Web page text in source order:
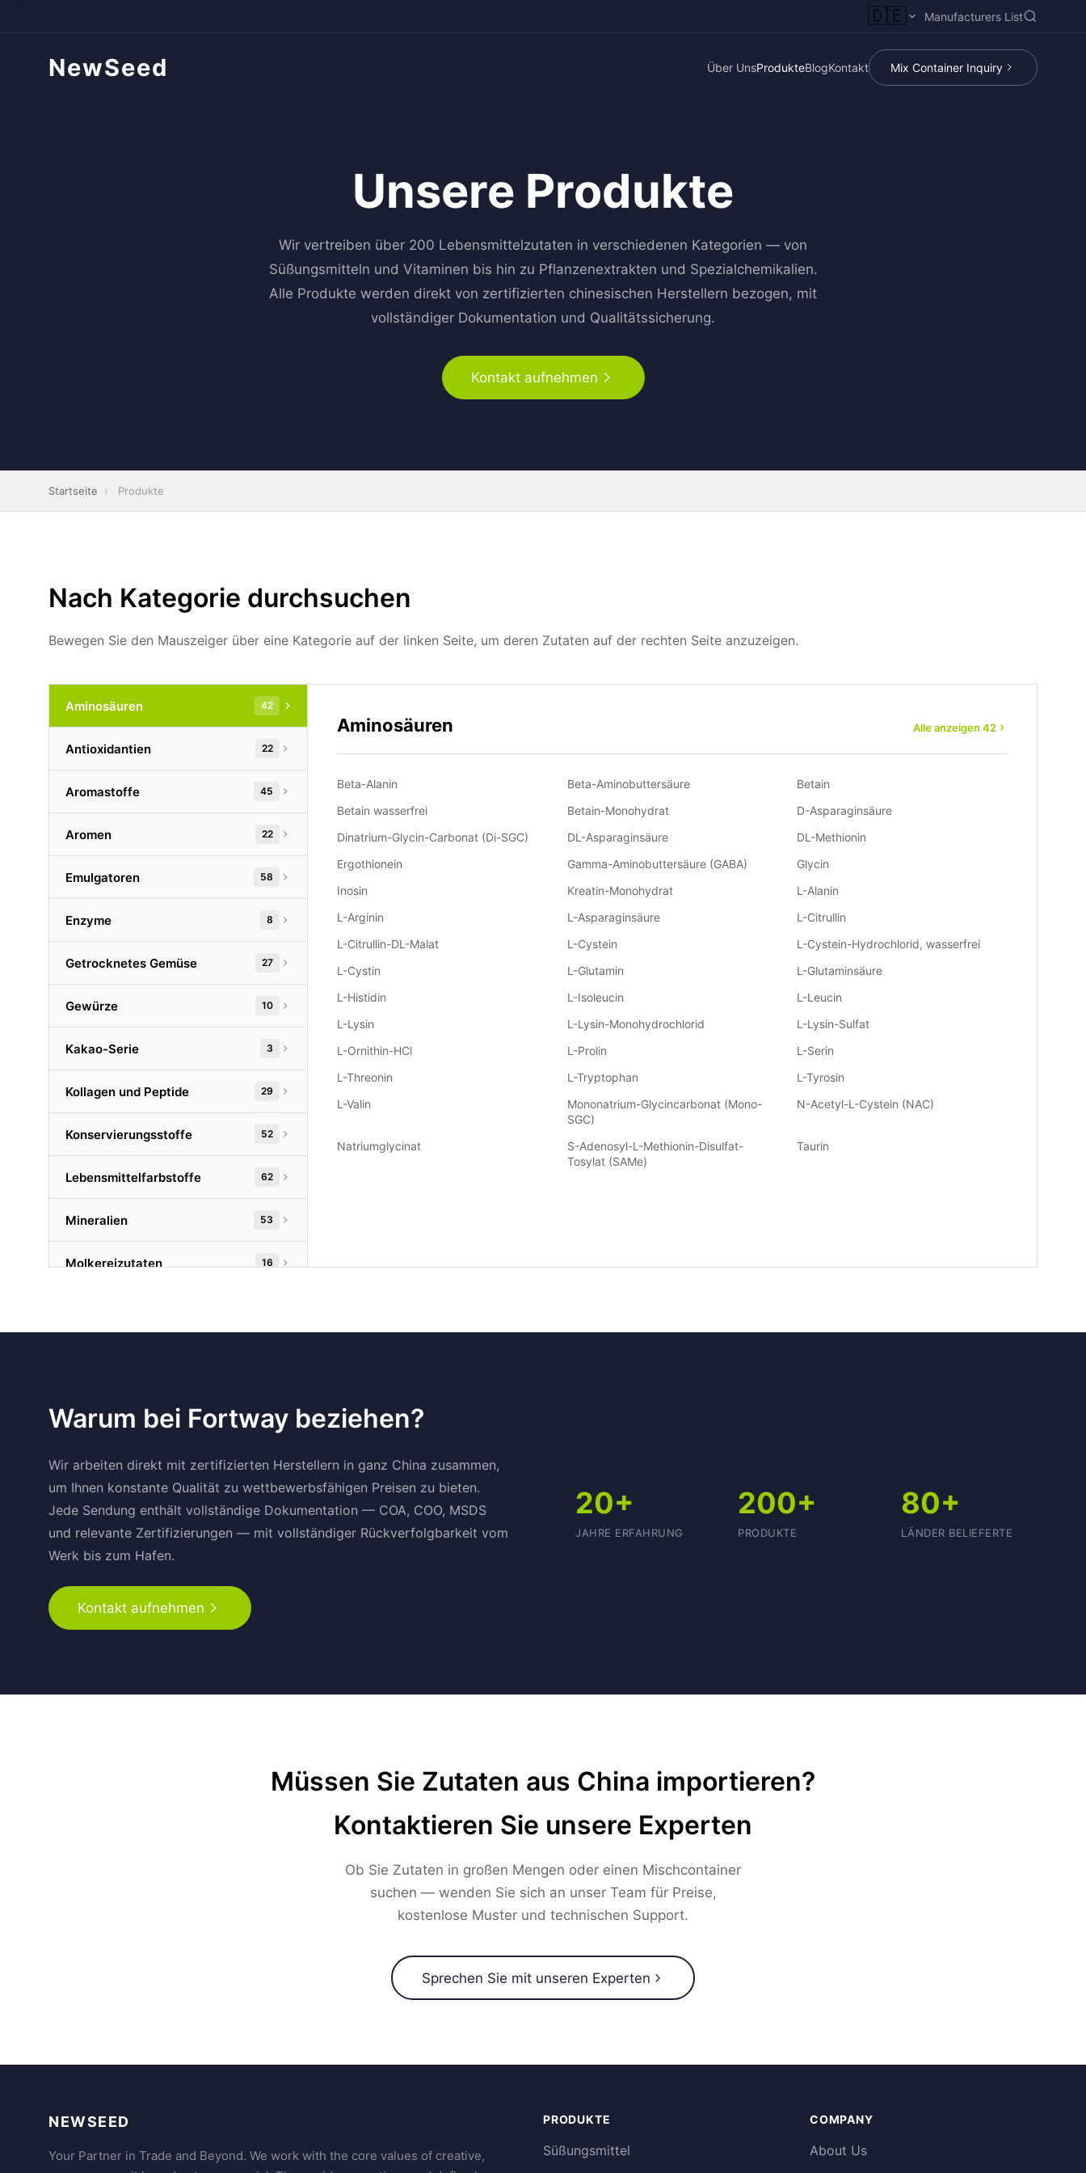
🇩🇪 Manufacturers List
NewSeed Über UnsProdukteBlogKontakt Mix Container Inquiry
Unsere Produkte
Wir vertreiben über 200 Lebensmittelzutaten in verschiedenen Kategorien — von
Süßungsmitteln und Vitaminen bis hin zu Pflanzenextrakten und Spezialchemikalien.
Alle Produkte werden direkt von zertifizierten chinesischen Herstellern bezogen, mit
vollständiger Dokumentation und Qualitätssicherung.
Kontakt aufnehmen
Startseite › Produkte
Nach Kategorie durchsuchen
Bewegen Sie den Mauszeiger über eine Kategorie auf der linken Seite, um deren Zutaten auf der rechten Seite anzuzeigen.
Aminosäuren 42
Antioxidantien 22
Aromastoffe 45
Aromen 22
Emulgatoren 58
Enzyme 8
Getrocknetes Gemüse 27
Gewürze 10
Kakao-Serie 3
Kollagen und Peptide 29
Konservierungsstoffe 52
Lebensmittelfarbstoffe 62
Mineralien 53
Molkereizutaten 16
Proteine
Säuerungsmittel
Sonstige
Süßungsmittel
Aminosäuren Alle anzeigen 42
Beta-Alanin Beta-Aminobuttersäure
Betain
Betain wasserfrei
Betain-Monohydrat
D-Asparaginsäure
Dinatrium-Glycin-Carbonat (Di-SGC)
DL-Asparaginsäure
DL-Methionin
Ergothionein
Gamma-Aminobuttersäure (GABA)
Glycin
Inosin
Kreatin-Monohydrat
L-Alanin
L-Arginin
L-Asparaginsäure
L-Citrullin
L-Citrullin-DL-Malat
L-Cystein
L-Cystein-Hydrochlorid, wasserfrei
L-Cystin
L-Glutamin
L-Glutaminsäure
L-Histidin
L-Isoleucin
L-Leucin
L-Lysin
L-Lysin-Monohydrochlorid
L-Lysin-Sulfat
L-Ornithin-HCl
L-Prolin
L-Serin
L-Threonin
L-Tryptophan
L-Tyrosin
L-Valin
Mononatrium-Glycincarbonat (Mono-
SGC)
N-Acetyl-L-Cystein (NAC)
Natriumglycinat
S-Adenosyl-L-Methionin-Disulfat-
Tosylat (SAMe)
Taurin
Warum bei Fortway beziehen?
Wir arbeiten direkt mit zertifizierten Herstellern in ganz China zusammen,
um Ihnen konstante Qualität zu wettbewerbsfähigen Preisen zu bieten.
Jede Sendung enthält vollständige Dokumentation — COA, COO, MSDS
und relevante Zertifizierungen — mit vollständiger Rückverfolgbarkeit vom
Werk bis zum Hafen.
Kontakt aufnehmen
20+
JAHRE ERFAHRUNG
200+
PRODUKTE
80+
LÄNDER BELIEFERTE
Müssen Sie Zutaten aus China importieren?
Kontaktieren Sie unsere Experten
Ob Sie Zutaten in großen Mengen oder einen Mischcontainer
suchen — wenden Sie sich an unser Team für Preise,
kostenlose Muster und technischen Support.
Sprechen Sie mit unseren Experten
NEWSEED
Your Partner in Trade and Beyond. We work with the core values of creative,
PRODUKTE
Süßungsmittel
COMPANY
About Us